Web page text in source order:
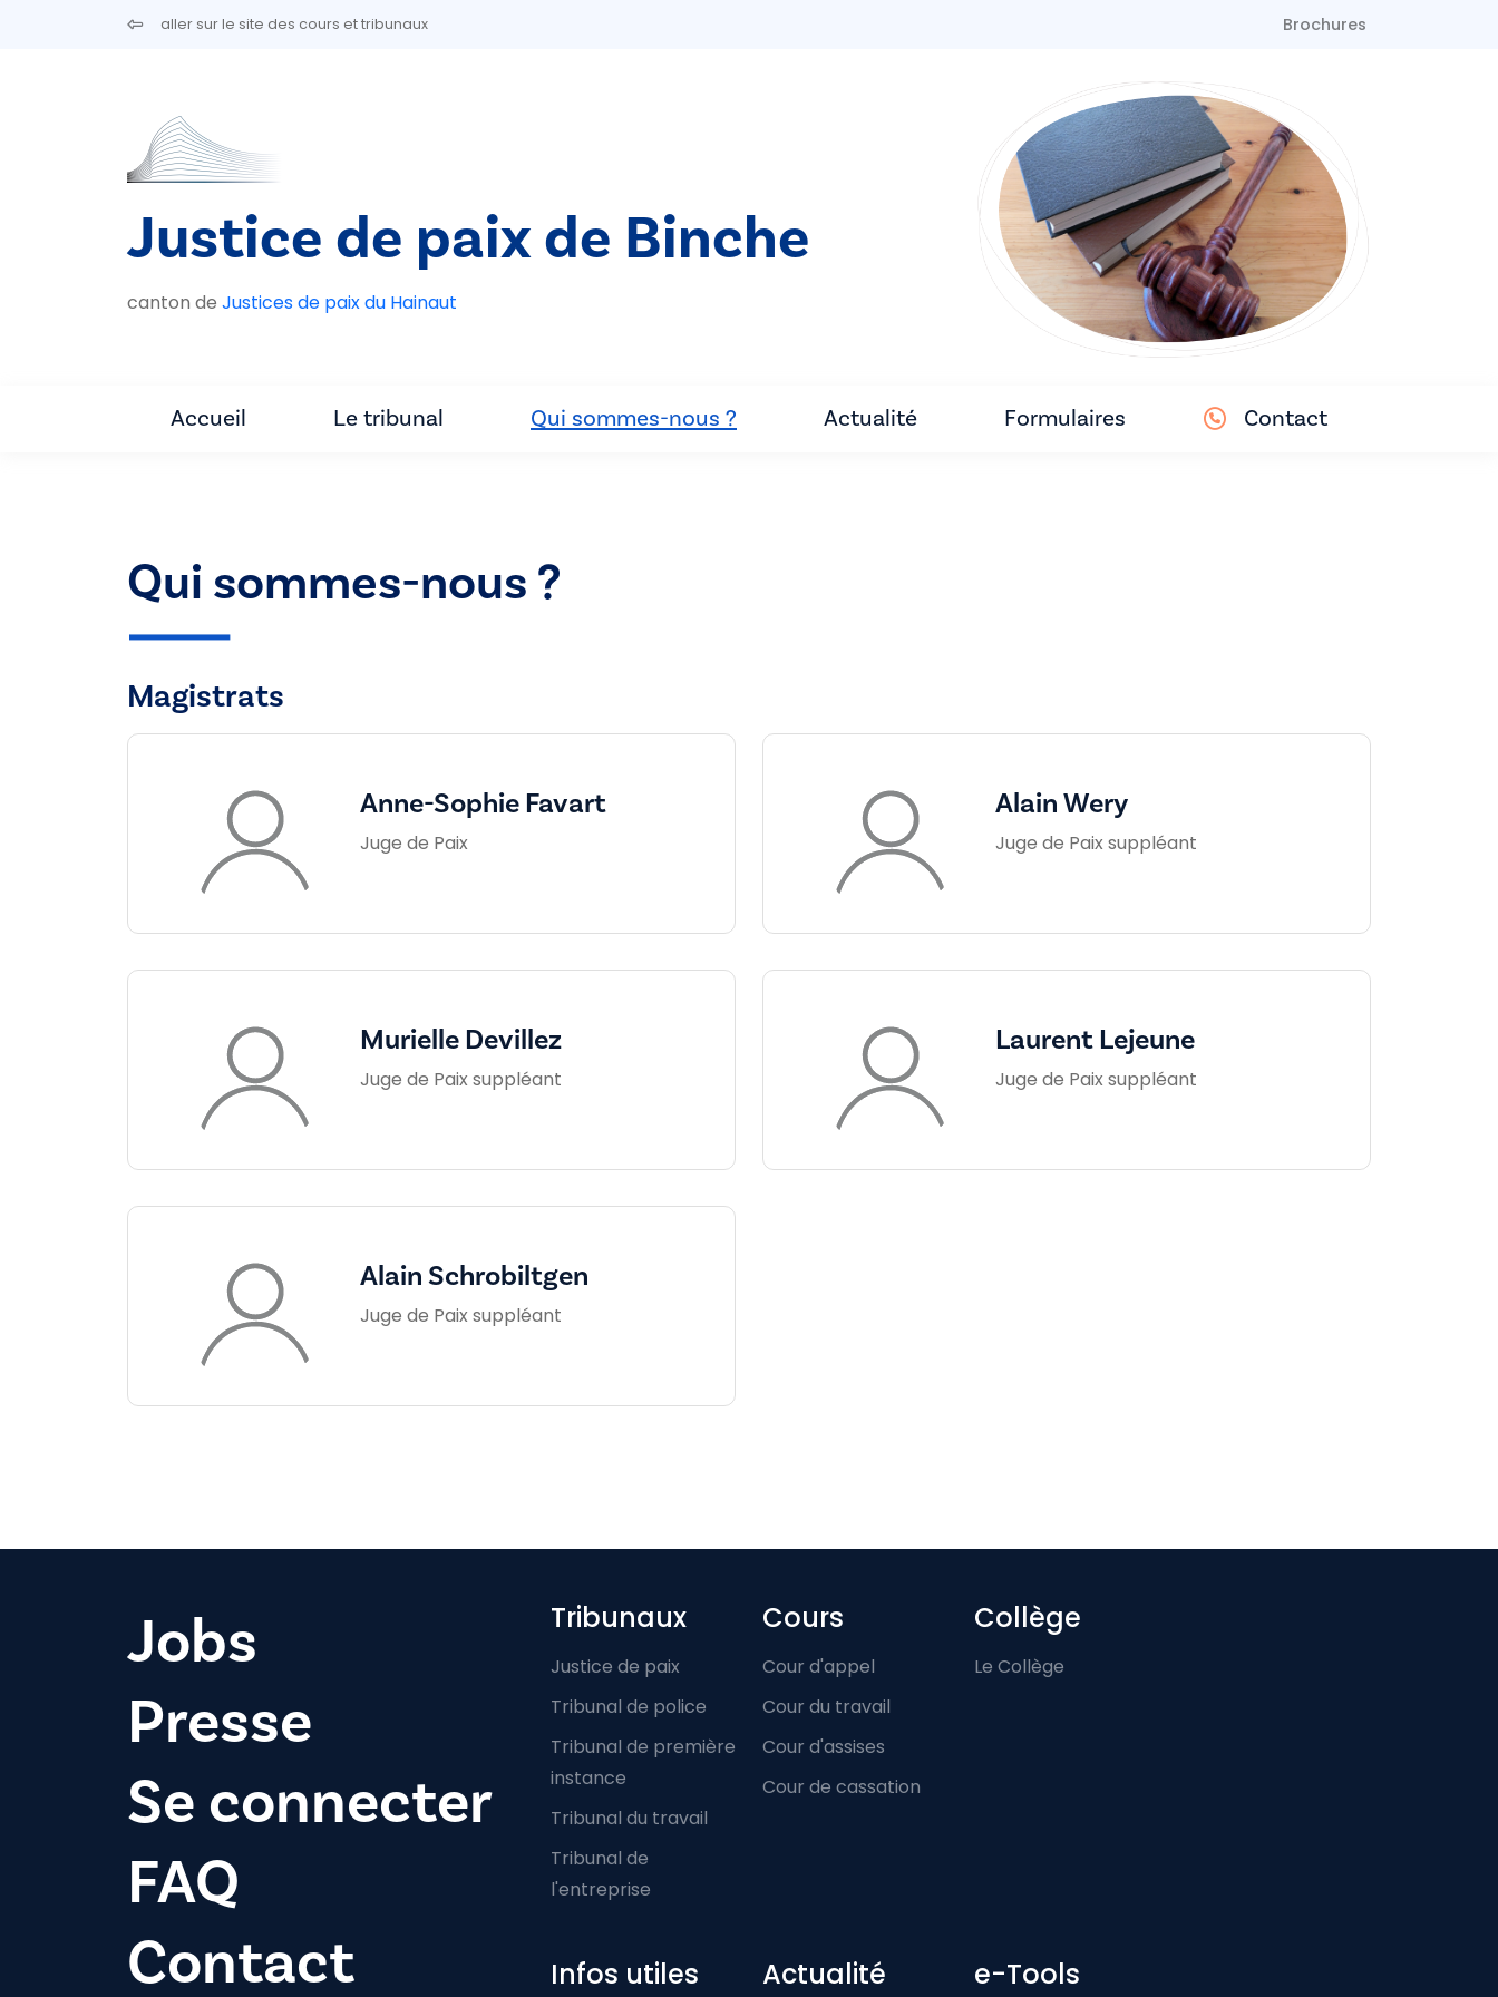
Aller au contenu principalaller sur le site des cours et tribunaux Brochures
Justice de paix de Binche
canton de Justices de paix du Hainaut
Accueil Le tribunal Qui sommes-nous ? Actualité Formulaires Contact
Qui sommes-nous ?
Magistrats
Anne-Sophie Favart
Juge de Paix
Alain Wery
Juge de Paix suppléant
Murielle Devillez
Juge de Paix suppléant
Laurent Lejeune
Juge de Paix suppléant
Alain Schrobiltgen
Juge de Paix suppléant
Jobs
Presse
Se connecter
FAQ
Contact
Footer-menu
Tribunaux
Justice de paix
Tribunal de police
Tribunal de première
instance
Tribunal du travail
Tribunal de
l'entreprise
Cours
Cour d'appel
Cour du travail
Cour d'assises
Cour de cassation
Collège
Le Collège
Infos utiles Actualité e-Tools